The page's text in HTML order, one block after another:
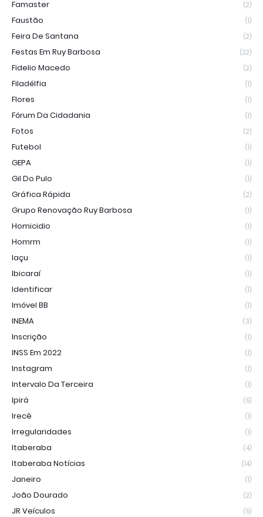
Famaster (2)
Faustão (1)
Feira De Santana (2)
Festas Em Ruy Barbosa (22)
Fidelio Macedo (2)
Filadélfia (1)
Flores (1)
Fórum Da Cidadania (1)
Fotos (2)
Futebol (1)
GEPA (1)
Gil Do Pulo (1)
Gráfica Rápida (2)
Grupo Renovação Ruy Barbosa (1)
Homicidio (1)
Homrm (1)
Iaçu (1)
Ibicaraí (1)
Identificar (1)
Imóvel BB (1)
INEMA (3)
Inscrição (1)
INSS Em 2022 (1)
Instagram (1)
Intervalo Da Terceira (1)
Ipirá (5)
Irecê (1)
Irregularidades (1)
Itaberaba (4)
Itaberaba Notícias (14)
Janeiro (1)
João Dourado (2)
JR Veículos (5)